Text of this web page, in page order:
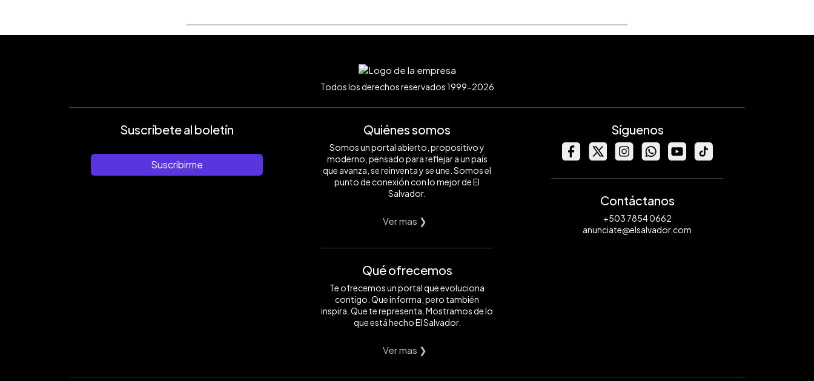
Todos los derechos reservados 1999-2026
Suscríbete al boletín
Suscribirme
Quiénes somos
Somos un portal abierto, propositivo y
moderno, pensado para reflejar a un país
que avanza, se reinventa y se une. Somos el
punto de conexión con lo mejor de El
Salvador.
Ver mas ❯
Qué ofrecemos
Te ofrecemos un portal que evoluciona
contigo. Que informa, pero también
inspira. Que te representa. Mostramos de lo
que está hecho El Salvador.
Ver mas ❯
Síguenos
Contáctanos
+503 7854 0662
anunciate@elsalvador.com